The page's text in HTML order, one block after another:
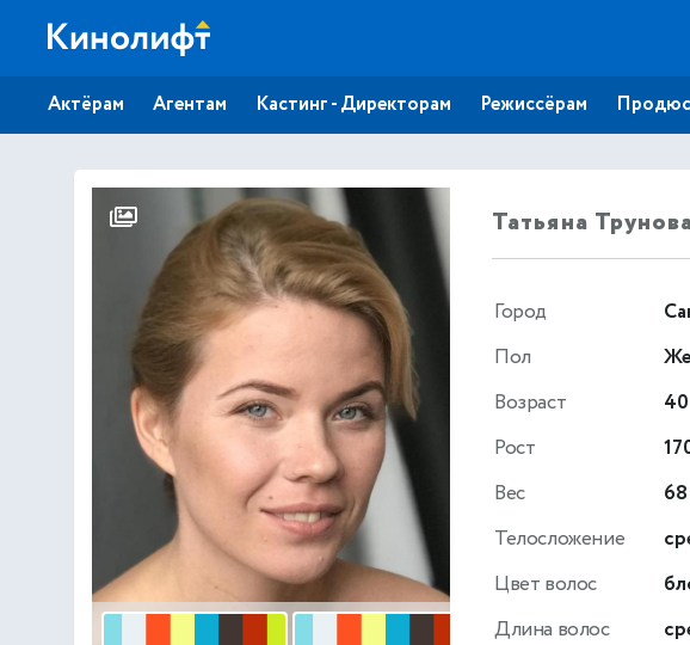
Актёрам Агентам Кастинг - Директорам Режиссёрам
Татьяна
Город
Пол
Возраст
40
Рост
Вес
Телосложение
Цвет волос
Длина волос